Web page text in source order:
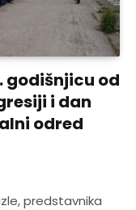
godišnjicu od
i dan
odred
predstavnika